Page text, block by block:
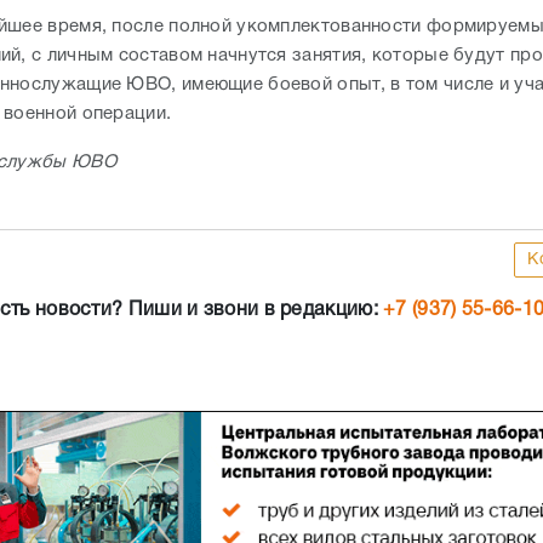
время, после полной укомплектованности
с личным составом начнутся занятия, которые будут
ЮВО, имеющие боевой опыт, в том числе и
операции.
ЮВО
новости? Пиши и звони в редакцию:+7 (937) 55-66-